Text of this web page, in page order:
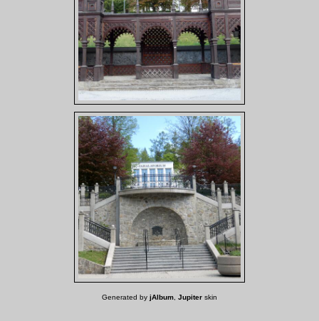
Generated by jAlbum Jupiter skin